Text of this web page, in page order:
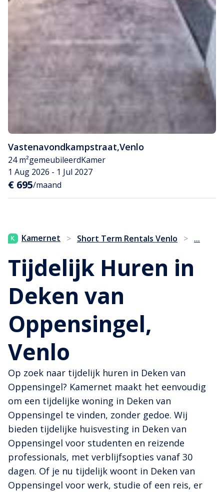
Vastenavondkampstraat,Venlo
24 m²gemeubileerdKamer
1 Aug 2026 - 1 Jul 2027
€ 695/maand
Kamernet > Short Term Rentals Venlo > ...
Tijdelijk Huren in
Deken van
Oppensingel,
Venlo
Op zoek naar tijdelijk huren in Deken van
Oppensingel? Kamernet maakt het eenvoudig
om een tijdelijke woning in Deken van
Oppensingel te vinden, zonder gedoe. Wij
bieden tijdelijke huisvesting in Deken van
Oppensingel voor studenten en reizende
professionals, met verblijfsopties vanaf 30
dagen. Of je nu tijdelijk woont in Deken van
Oppensingel voor werk, studie of een reis, er